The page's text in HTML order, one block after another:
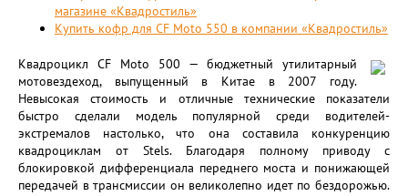
магазине «Квадростиль»
Купить кофр для CF Moto 550 в компании «Квадростиль»
Квадроцикл CF Moto 500 — бюджетный утилитарный
мотовездеход, выпущенный в Китае в 2007 году.
Невысокая стоимость и отличные технические показатели
быстро сделали модель популярной среди водителей-
экстремалов настолько, что она составила конкуренцию
квадроциклам от Stels. Благодаря полному приводу с
блокировкой дифференциала переднего моста и понижающей
передачей в трансмиссии он великолепно идет по бездорожью.